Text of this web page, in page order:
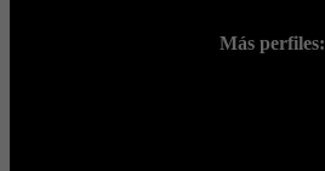
Más perfiles: